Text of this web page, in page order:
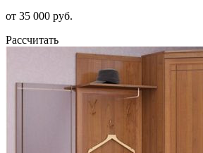
от 35 000 руб.
Рассчитать